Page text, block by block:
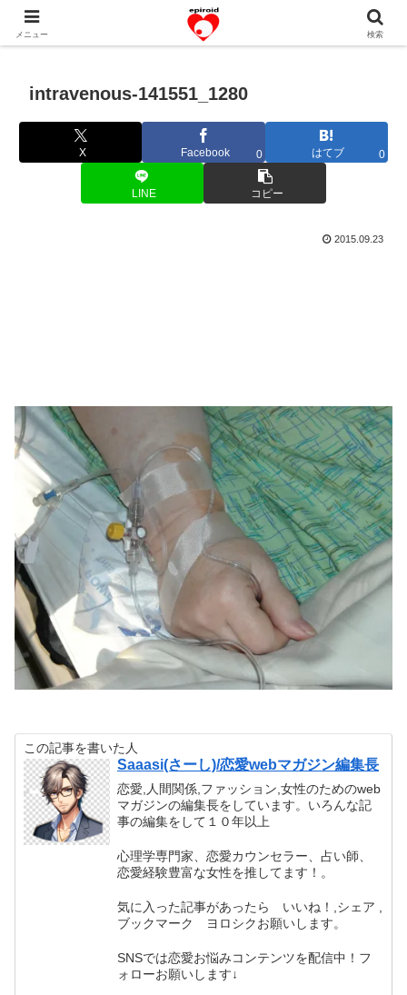
恋愛共感エピソード。あなたのストーリーを変えていく！。
intravenous-141551_1280
X Facebook 0 はてブ 0
LINE コピー
2015.09.23
この記事を書いた人
Saaasi(さーし)/恋愛webマガジン編集長
恋愛,人間関係,ファッション,女性のためのweb
マガジンの編集長をしています。いろんな記
事の編集をして１０年以上
心理学専門家、恋愛カウンセラー、占い師、
恋愛経験豊富な女性を推してます！。
気に入った記事があったら いいね！,シェア ,
ブックマーク ヨロシクお願いします。
SNSでは恋愛お悩みコンテンツを配信中！フ
ォローお願いします↓
メニュー 検索